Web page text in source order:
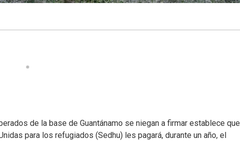
de la base de Guantánamo se niegan a firmar establece que
para los refugiados (Sedhu) les pagará, durante un año, el